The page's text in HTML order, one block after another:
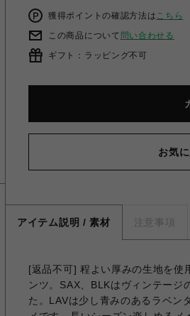
獲得ポイントの確認方法はこちら
この商品について 問い合わせる
ギフト：ラッピング不可
お気
アイテム説明 / 素材 注意事項
[返品不可] 程よい厚みの生地を使
ンツ。SAX、BLKはヴィンテージ
た。LAVは少し青みのあるラベン